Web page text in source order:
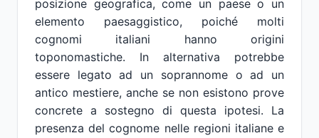
posizione geografica, come un paese o un
elemento paesaggistico, poiché molti
cognomi italiani hanno origini
toponomastiche. In alternativa potrebbe
essere legato ad un soprannome o ad un
antico mestiere, anche se non esistono prove
concrete a sostegno di questa ipotesi. La
presenza del cognome nelle regioni italiane e